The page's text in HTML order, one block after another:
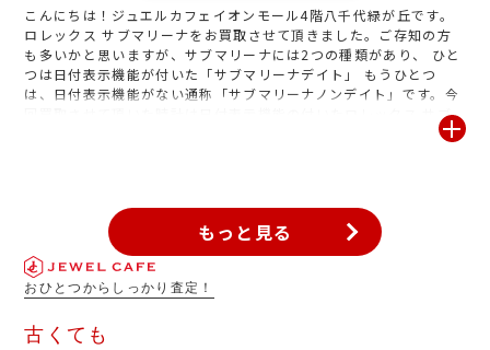
こんにちは！ジュエルカフェイオンモール4階八千代緑が丘です。
ロレックス サブマリーナをお買取させて頂きました。ご存知の方
も多いかと思いますが、サブマリーナには2つの種類があり、 ひと
つは日付表示機能が付いた「サブマリーナデイト」 もうひとつ
は、日付表示機能がない通称「サブマリーナノンデイト」です。今
回買取させて頂いた時計は日付表示機能の付いたロレックス サブ
マリーナ デイトになります「他に欲しい時計が出来たので少しで
ぐに買いに行きます」と喜んでのご成約になりました。眠っている
時計はございませんか?今欲しい時計の足しに‼無料査定致します。
お気軽にお越しください。
もっと見る
おひとつからしっかり査定！
古くても